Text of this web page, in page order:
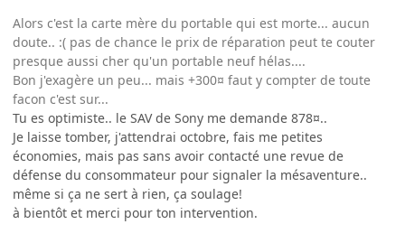
Alors c'est la carte mère du portable qui est morte... aucun
doute.. :( pas de chance le prix de réparation peut te couter
presque aussi cher qu'un portable neuf hélas....
Bon j'exagère un peu... mais +300¤ faut y compter de toute
facon c'est sur...
Tu es optimiste.. le SAV de Sony me demande 878¤..
Je laisse tomber, j'attendrai octobre, fais me petites
économies, mais pas sans avoir contacté une revue de
défense du consommateur pour signaler la mésaventure..
même si ça ne sert à rien, ça soulage!
à bientôt et merci pour ton intervention.